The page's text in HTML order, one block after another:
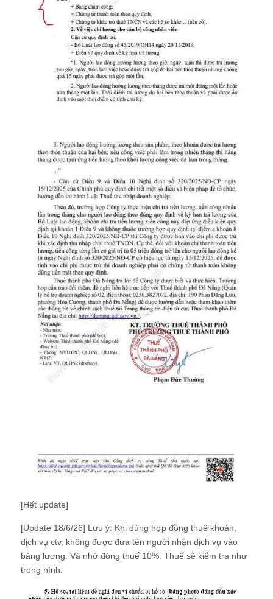
[Hết update]
[Update 18/6/26] Lưu ý: Khi dùng hợp đồng thuê khoán,
dịch vụ ctv, không được đưa tên người nhận dịch vụ vào
bảng lương. Và nhớ đóng thuế 10%. Thuế sẽ kiểm tra như
trong hình: